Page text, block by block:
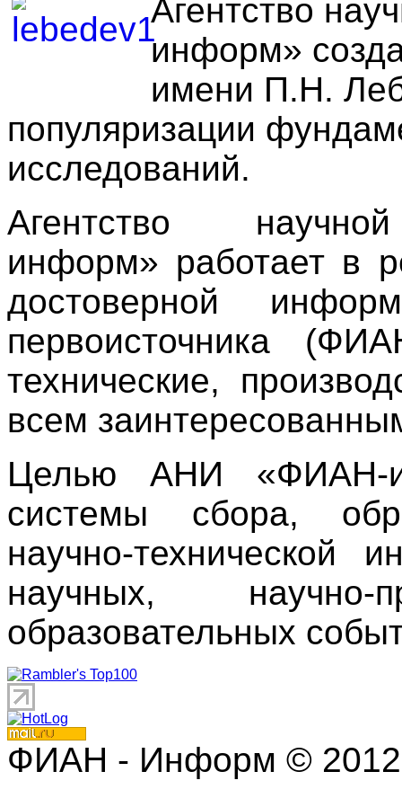
Агентство
информ»
имени П.Н.
популяризации
исследований.
Агентство
информ» работает в
достоверной
первоисточника
технические,
всем
Целью АНИ «ФИАН-
системы сбора,
научно-технической
научных,
образовательных
ФИАН - Информ © 2012